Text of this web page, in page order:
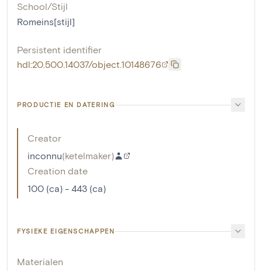
School/Stijl
Romeins[stijl]
Persistent identifier
hdl:20.500.14037/object.10148676
PRODUCTIE EN DATERING
Creator
inconnu(ketelmaker)
Creation date
100 (ca) - 443 (ca)
FYSIEKE EIGENSCHAPPEN
Materialen